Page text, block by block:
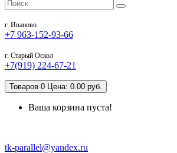
г. Иваново
+7 963-152-93-66
г. Старый Оскол
+7(919) 224-67-21
Товаров 0 Цена: 0.00 руб.
Ваша корзина пуста!
tk-parallel@yandex.ru